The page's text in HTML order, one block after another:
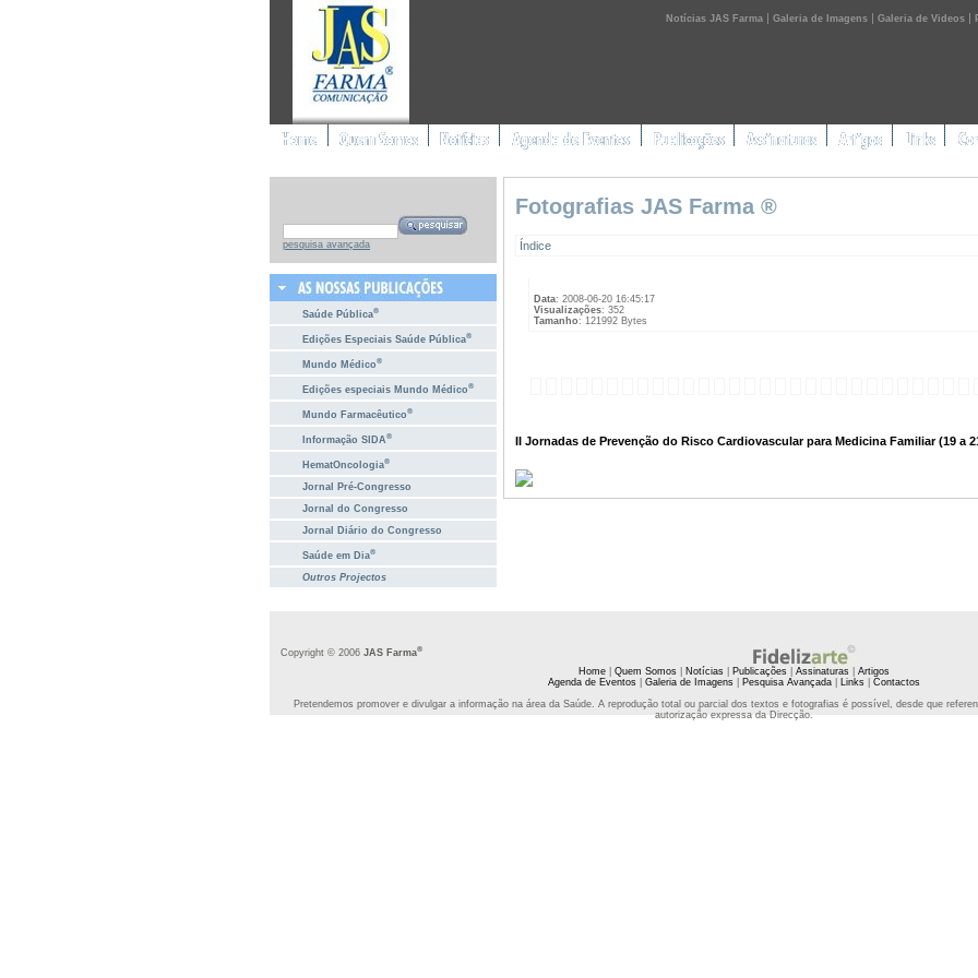
Notícias JAS Farma | Galeria de Imagens | Galeria de Videos |
pesquisa avançada
Saúde Pública®
Edições Especiais Saúde Pública®
Mundo Médico®
Edições especiais Mundo Médico®
Mundo Farmacêutico®
Informação SIDA®
HematOncologia®
Jornal Pré-Congresso
Jornal do Congresso
Jornal Diário do Congresso
Saúde em Dia®
Outros Projectos
Fotografias JAS Farma ®
Índice
Data: 2008-06-20 16:45:17
Visualizações: 352
Tamanho: 121992 Bytes
II Jornadas de Prevenção do Risco Cardiovascular para Medicina Familiar (19 a
Copyright © 2006 JAS Farma®
Home| Quem Somos| Notícias| Publicações| Assinaturas| Artigos
Agenda de Eventos| Galeria de Imagens| Pesquisa Avançada| Links| Contactos
Pretendemos promover e divulgar a informação na área da Saúde. A reprodução total ou parcial dos textos e fotografias é possível, desde que
autorização expressa da Direcção.